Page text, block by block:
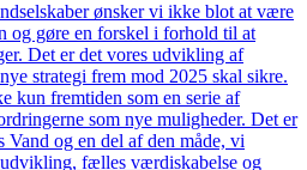
ønsker vi ikke blot at være
og gøre en forskel i forhold til at
Det er det vores udvikling af
strategi frem mod 2025 skal sikre.
kun fremtiden som en serie af
som nye muligheder. Det er
og en del af den måde, vi
fælles værdiskabelse og